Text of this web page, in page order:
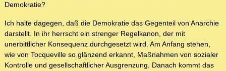
Demokratie?
Ich halte dagegen, daß die Demokratie das Gegenteil von Anarchie
darstellt. In ihr herrscht ein strenger Regelkanon, der mit
unerbittlicher Konsequenz durchgesetzt wird. Am Anfang stehen,
wie von Tocqueville so glänzend erkannt, Maßnahmen von sozialer
Kontrolle und gesellschaftlicher Ausgrenzung. Danach kommt das